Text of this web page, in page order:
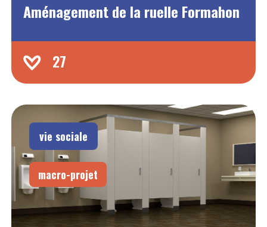
Aménagement de la ruelle Formahon
27
vie sociale
macro-projet